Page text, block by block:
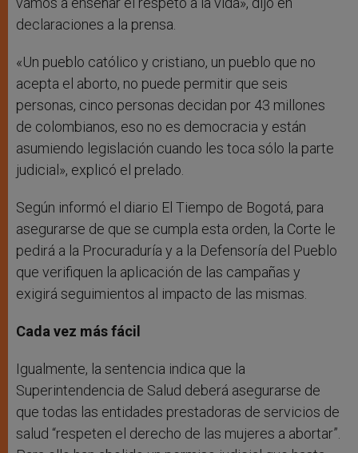
declaraciones a la prensa.
«Un pueblo católico y cristiano, un pueblo que no
acepta el aborto, no puede permitir que seis
personas, cinco personas decidan por 43 millones
de colombianos, eso no es democracia y están
asumiendo legislación cuando les toca sólo la parte
judicial», explicó el prelado.
Según informó el diario El Tiempo de Bogotá, para
asegurarse de que se cumpla esta orden, la Corte le
pedirá a la Procuraduría y a la Defensoría del Pueblo
que verifiquen la aplicación de las campañas y
exigirá seguimientos al impacto de las mismas.
Cada vez más fácil
Igualmente, la sentencia indica que la
Superintendencia de Salud deberá asegurarse de
que todas las entidades prestadoras de servicios de
salud “respeten el derecho de las mujeres a abortar”.